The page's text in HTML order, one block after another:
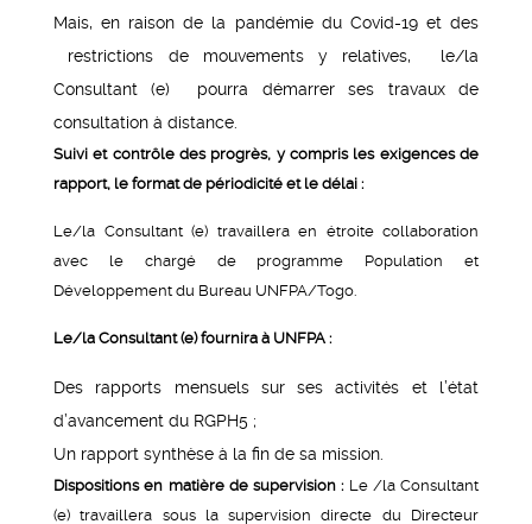
Mais, en raison de la pandémie du Covid-19 et des
restrictions de mouvements y relatives, le/la
Consultant (e) pourra démarrer ses travaux de
consultation à distance.
Suivi et contrôle des progrès, y compris les exigences de
rapport, le format de périodicité et le délai :
Le/la Consultant (e) travaillera en étroite collaboration
avec le chargé de programme Population et
Développement du Bureau UNFPA/Togo.
Le/la Consultant (e) fournira à UNFPA :
Des rapports mensuels sur ses activités et l’état
d’avancement du RGPH5 ;
Un rapport synthèse à la fin de sa mission.
Dispositions en matière de supervision : Le /la Consultant
(e) travaillera sous la supervision directe du Directeur